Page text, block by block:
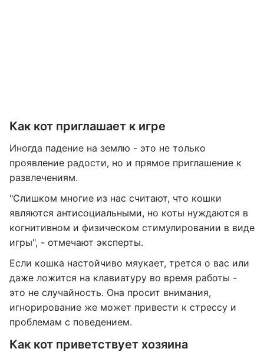
Как кот приглашает к игре
Иногда падение на землю - это не только
проявление радости, но и прямое приглашение к
развлечениям.
"Слишком многие из нас считают, что кошки
являются антисоциальными, но коты нуждаются в
когнитивном и физическом стимулировании в виде
игры", - отмечают эксперты.
Если кошка настойчиво мяукает, трется о вас или
даже ложится на клавиатуру во время работы -
это не случайность. Она просит внимания,
игнорирование же может привести к стрессу и
проблемам с поведением.
Как кот приветствует хозяина